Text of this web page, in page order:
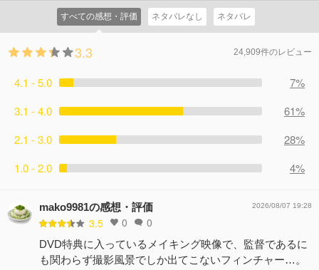
すべての感想・評価 ネタバレなし ネタバレ
3.3 24,909件のレビュー
4.1 - 5.0
7%
3.1 - 4.0
61%
2.1 - 3.0
28%
1.0 - 2.0
4%
mako9981の感想・評価
3.5 0 0
2026/08/07 19:28
DVD特典に入っているメイキング映像で、監督であるに
も関わらず撮影風景でしか出てこないフィンチャー…。